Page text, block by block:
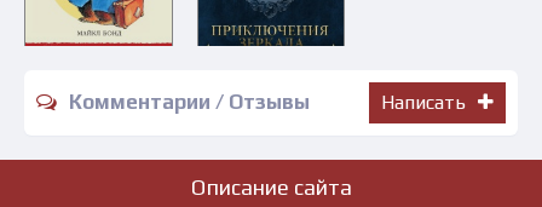
Комментарии / Отзывы Написать
Описание сайта